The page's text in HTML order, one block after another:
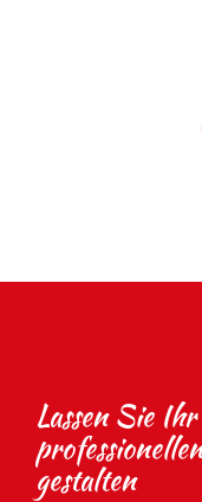
Lassen Sie
gestalten